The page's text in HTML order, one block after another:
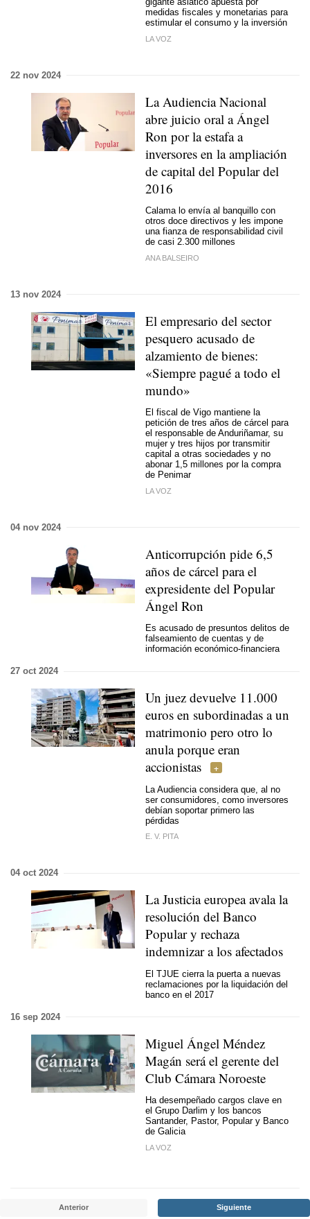
medidas fiscales y monetarias para
estimular el consumo y la inversión
LA VOZ
22 nov 2024
La Audiencia Nacional
abre juicio oral a Ángel
Ron por la estafa a
inversores en la ampliación
de capital del Popular del
2016
Calama lo envía al banquillo con
otros doce directivos y les impone
una fianza de responsabilidad civil
de casi 2.300 millones
ANA BALSEIRO
13 nov 2024
El empresario del sector
pesquero acusado de
alzamiento de bienes:
«Siempre pagué a todo el
mundo»
El fiscal de Vigo mantiene la
petición de tres años de cárcel para
el responsable de Anduriñamar, su
mujer y tres hijos por transmitir
capital a otras sociedades y no
abonar 1,5 millones por la compra
de Penimar
LA VOZ
04 nov 2024
Anticorrupción pide 6,5
años de cárcel para el
expresidente del Popular
Ángel Ron
Es acusado de presuntos delitos de
falseamiento de cuentas y de
información económico-financiera
27 oct 2024
Un juez devuelve 11.000
euros en subordinadas a un
matrimonio pero otro lo
anula porque eran
accionistas
La Audiencia considera que, al no
ser consumidores, como inversores
debían soportar primero las
pérdidas
E. V. PITA
04 oct 2024
La Justicia europea avala la
resolución del Banco
Popular y rechaza
indemnizar a los afectados
El TJUE cierra la puerta a nuevas
reclamaciones por la liquidación del
banco en el 2017
16 sep 2024
Miguel Ángel Méndez
Magán será el gerente del
Club Cámara Noroeste
Ha desempeñado cargos clave en
el Grupo Darlim y los bancos
Santander, Pastor, Popular y Banco
de Galicia
LA VOZ
Anterior Siguiente